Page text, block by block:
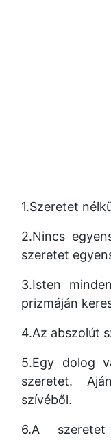
1.Szeretet
2.Nincs
szeretet
3.Isten
prizmáján
4.Az abszolút
5.Egy dolog
szeretet.
szívéből.
6.A